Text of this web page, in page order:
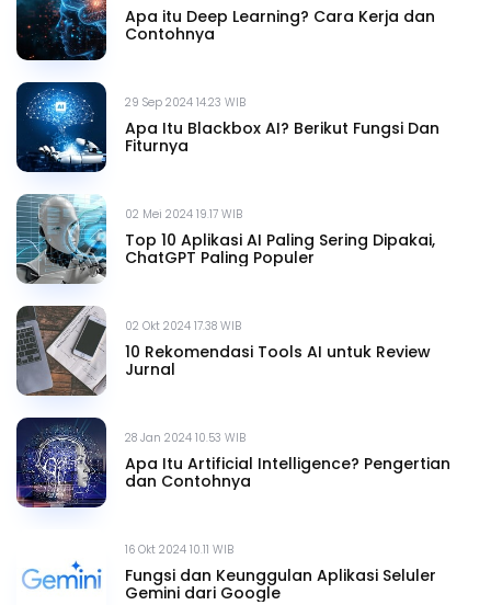
Apa itu Deep Learning? Cara Kerja dan
Contohnya
29 Sep 2024 14.23 WIB
Apa Itu Blackbox AI? Berikut Fungsi Dan
Fiturnya
02 Mei 2024 19.17 WIB
Top 10 Aplikasi AI Paling Sering Dipakai,
ChatGPT Paling Populer
02 Okt 2024 17.38 WIB
10 Rekomendasi Tools AI untuk Review
Jurnal
28 Jan 2024 10.53 WIB
Apa Itu Artificial Intelligence? Pengertian
dan Contohnya
16 Okt 2024 10.11 WIB
Fungsi dan Keunggulan Aplikasi Seluler
Gemini dari Google